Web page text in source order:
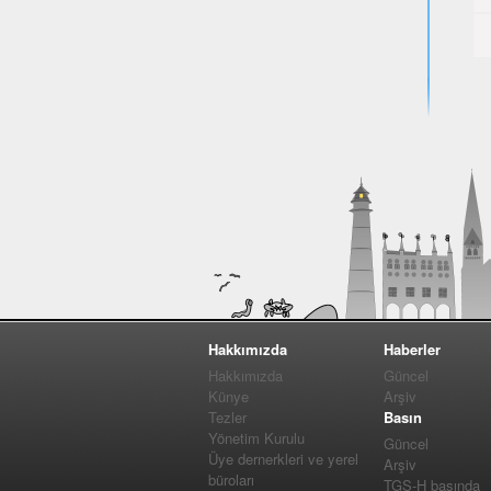
Hakkımızda
Hakkımızda
Künye
Tezler
Yönetim Kurulu
Üye dernerkleri ve yerel
büroları
Haberler
Güncel
Arşiv
Basın
Güncel
Arşiv
TGS-H basında